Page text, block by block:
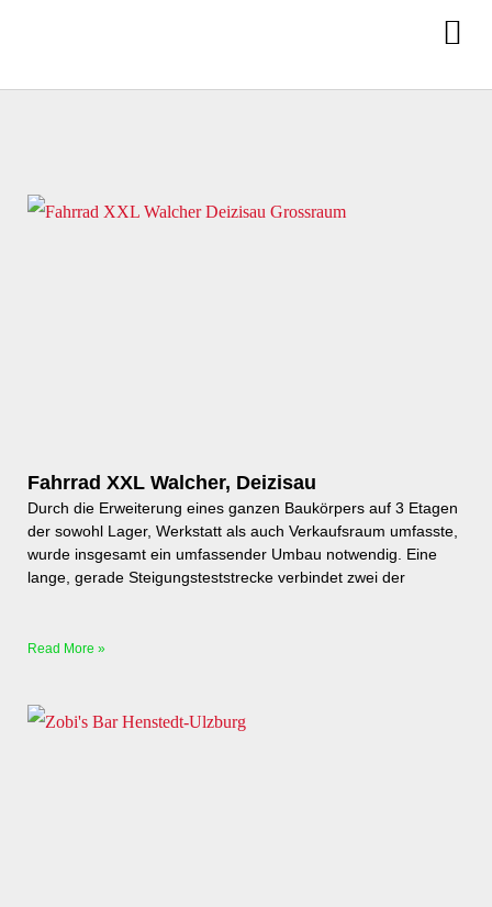
Fahrrad XXL Walcher, Deizisau
Durch die Erweiterung eines ganzen Baukörpers auf 3 Etagen
der sowohl Lager, Werkstatt als auch Verkaufsraum umfasste,
wurde insgesamt ein umfassender Umbau notwendig. Eine
lange, gerade Steigungsteststrecke verbindet zwei der
Read More »